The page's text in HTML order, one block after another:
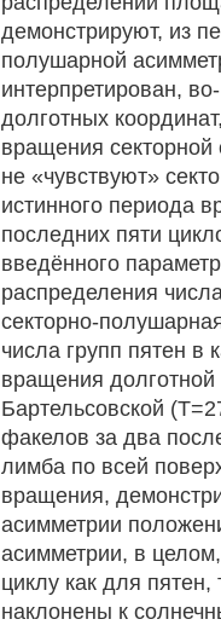
демонстрируют, из
полушарной
интерпретирован,
долготных
вращения секторной
не «чувствуют»
истинного периода
последних пяти
введённого
распределения
секторно-
числа групп пятен в
вращения
Бартельсовской
факелов за два
лимба по всей
вращения,
асимметрии
асимметрии, в
циклу как для
наклонены к